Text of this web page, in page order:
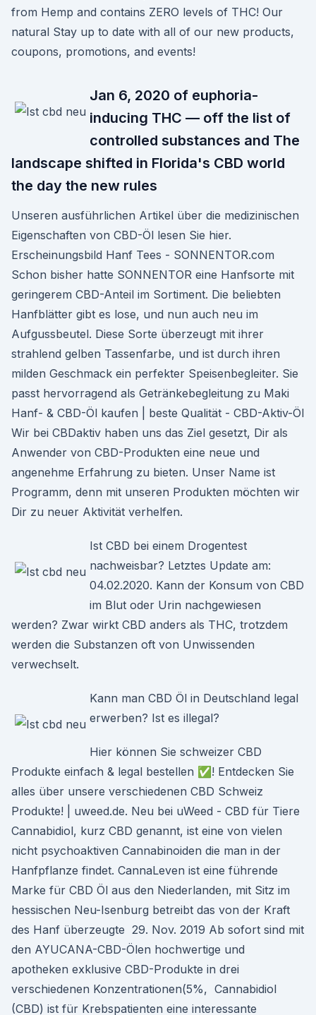
from Hemp and contains ZERO levels of THC! Our
natural Stay up to date with all of our new products,
coupons, promotions, and events!
Jan 6, 2020 of euphoria-
inducing THC — off the list of
controlled substances and The
landscape shifted in Florida's CBD world
the day the new rules
Unseren ausführlichen Artikel über die medizinischen
Eigenschaften von CBD-Öl lesen Sie hier.
Erscheinungsbild Hanf Tees - SONNENTOR.com
Schon bisher hatte SONNENTOR eine Hanfsorte mit
geringerem CBD-Anteil im Sortiment. Die beliebten
Hanfblätter gibt es lose, und nun auch neu im
Aufgussbeutel. Diese Sorte überzeugt mit ihrer
strahlend gelben Tassenfarbe, und ist durch ihren
milden Geschmack ein perfekter Speisenbegleiter. Sie
passt hervorragend als Getränkebegleitung zu Maki
Hanf- & CBD-Öl kaufen | beste Qualität - CBD-Aktiv-Öl
Wir bei CBDaktiv haben uns das Ziel gesetzt, Dir als
Anwender von CBD-Produkten eine neue und
angenehme Erfahrung zu bieten. Unser Name ist
Programm, denn mit unseren Produkten möchten wir
Dir zu neuer Aktivität verhelfen.
Ist CBD bei einem Drogentest
nachweisbar? Letztes Update am:
04.02.2020. Kann der Konsum von CBD
im Blut oder Urin nachgewiesen
werden? Zwar wirkt CBD anders als THC, trotzdem
werden die Substanzen oft von Unwissenden
verwechselt.
Kann man CBD Öl in Deutschland legal
erwerben? Ist es illegal?
Hier können Sie schweizer CBD
Produkte einfach & legal bestellen ✅! Entdecken Sie
alles über unsere verschiedenen CBD Schweiz
Produkte! | uweed.de. Neu bei uWeed - CBD für Tiere
Cannabidiol, kurz CBD genannt, ist eine von vielen
nicht psychoaktiven Cannabinoiden die man in der
Hanfpflanze findet. CannaLeven ist eine führende
Marke für CBD Öl aus den Niederlanden, mit Sitz im
hessischen Neu-Isenburg betreibt das von der Kraft
des Hanf überzeugte 29. Nov. 2019 Ab sofort sind mit
den AYUCANA-CBD-Ölen hochwertige und
apotheken exklusive CBD-Produkte in drei
verschiedenen Konzentrationen(5%, Cannabidiol
(CBD) ist für Krebspatienten eine interessante